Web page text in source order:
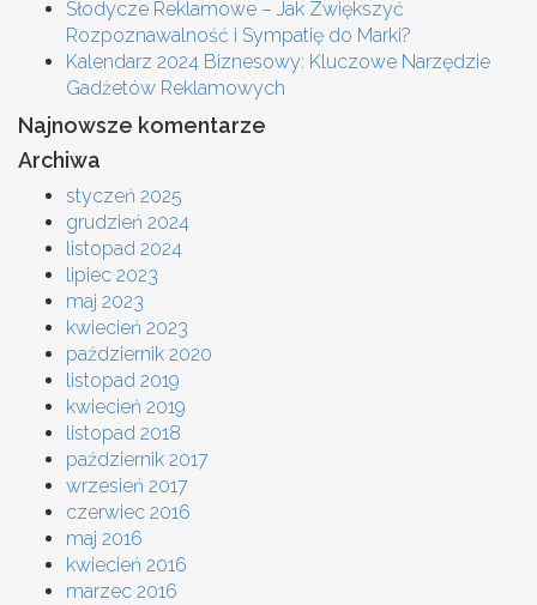
Słodycze Reklamowe – Jak Zwiększyć
Rozpoznawalność i Sympatię do Marki?
Kalendarz 2024 Biznesowy: Kluczowe Narzędzie
Gadżetów Reklamowych
Najnowsze komentarze
Archiwa
styczeń 2025
grudzień 2024
listopad 2024
lipiec 2023
maj 2023
kwiecień 2023
październik 2020
listopad 2019
kwiecień 2019
listopad 2018
październik 2017
wrzesień 2017
czerwiec 2016
maj 2016
kwiecień 2016
marzec 2016